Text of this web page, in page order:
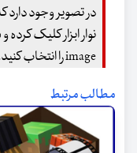
image را انتخاب کنید.
مطالب مرتبط